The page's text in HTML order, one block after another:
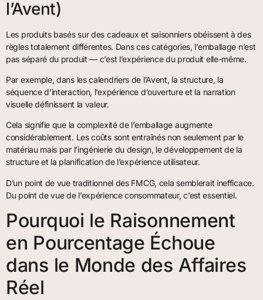
l’Avent)
Les produits basés sur des cadeaux et saisonniers obéissent à des
règles totalement différentes. Dans ces catégories, l’emballage n’est
pas séparé du produit — c’est l’expérience du produit elle-même.
Par exemple, dans les calendriers de l’Avent, la structure, la
séquence d’interaction, l’expérience d’ouverture et la narration
visuelle définissent la valeur.
Cela signifie que la complexité de l’emballage augmente
considérablement. Les coûts sont entraînés non seulement par le
matériau mais par l’ingénierie du design, le développement de la
structure et la planification de l’expérience utilisateur.
D’un point de vue traditionnel des FMCG, cela semblerait inefficace.
Du point de vue de l’expérience consommateur, c’est essentiel.
Pourquoi le Raisonnement
en Pourcentage Échoue
dans le Monde des Affaires
Réel